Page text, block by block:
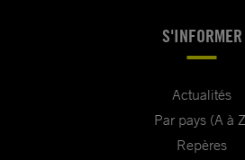
S'INFORMER
Actualités
Par pays (A à
Repères